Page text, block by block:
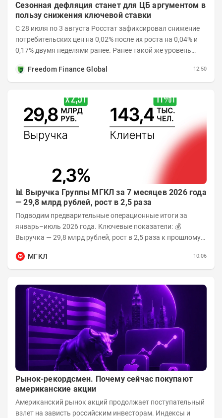
Сезонная дефляция станет для ЦБ аргументом в
пользу снижения ключевой ставки
С 28 июля по 3 августа Росстат зафиксировал снижение
потребительских цен на 0,02% после их роста на 0,04% и
0,17% двумя неделями ранее. Ранее такой же уровень
Freedom Finance Global
12:50
📊 Выручка Группы МГКЛ за 7 месяцев 2026 года
— 29,8 млрд рублей, рост в 2,5 раза
Подводим предварительные операционные итоги за
январь–июль 2026 года. Ключевые показатели: 💰
Выручка — 29,8 млрд рублей, рост в 2,5 раза к прошлому
МГКЛ
10:06
Рынок-рекордсмен. Почему сейчас покупают
американские акции
Американский рынок акций продолжает поступательный
взлет на зависть российским инвесторам. Индексы и